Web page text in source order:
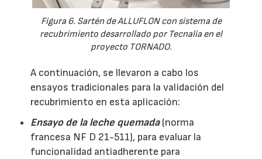
Figura 6. Sartén de ALLUFLON con sistema de
recubrimiento desarrollado por Tecnalia en el
proyecto TORNADO.
A continuación, se llevaron a cabo los
ensayos tradicionales para la validación del
recubrimiento en esta aplicación:
Ensayo de la leche quemada(norma
francesa NF D 21-511), para evaluar la
funcionalidad antiadherente para